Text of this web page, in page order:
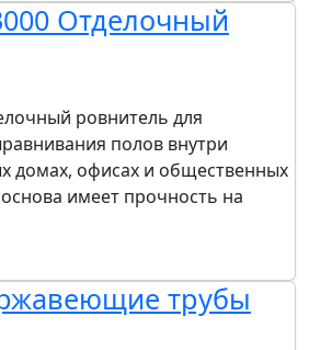
Отделочный
ровнитель для
полов внутри
домах, офисах и общественных
имеет прочность на
трубы